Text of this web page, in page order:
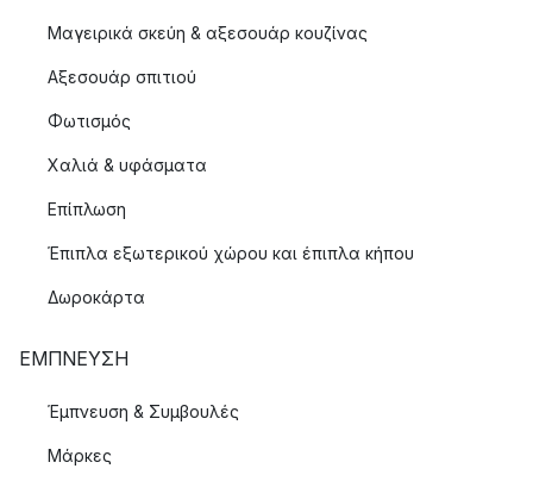
Μαγειρικά σκεύη & αξεσουάρ κουζίνας
Αξεσουάρ σπιτιού
Φωτισμός
Χαλιά & υφάσματα
Επίπλωση
Έπιπλα εξωτερικού χώρου και έπιπλα κήπου
Δωροκάρτα
ΈΜΠΝΕΥΣΗ
Έμπνευση & Συμβουλές
Μάρκες